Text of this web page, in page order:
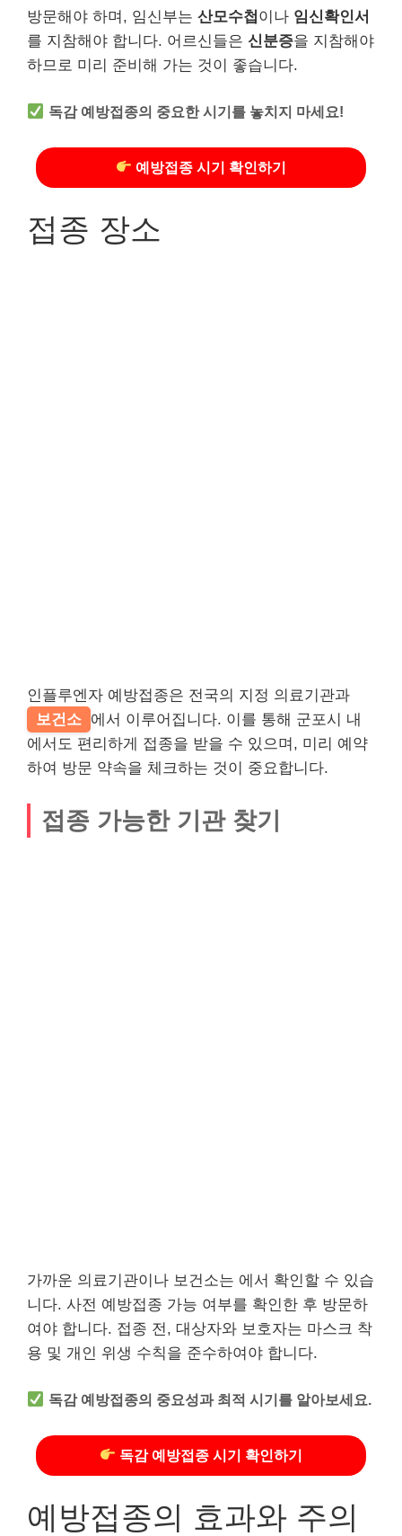
방문해야 하며, 임신부는 산모수첩 이나 임신확인서
를 지참해야 합니다. 어르신들은 신분증을 지참해야
하므로 미리 준비해 가는 것이 좋습니다.
독감 예방접종의 중요한 시기를 놓치지 마세요!
예방접종 시기 확인하기
접종 장소
인플루엔자 예방접종은 전국의 지정 의료기관과
보건소 에서 이루어집니다. 이를 통해 군포시 내
에서도 편리하게 접종을 받을 수 있으며, 미리 예약
하여 방문 약속을 체크하는 것이 중요합니다.
접종 가능한 기관 찾기
가까운 의료기관이나 보건소는 에서 확인할 수 있습
니다. 사전 예방접종 가능 여부를 확인한 후 방문하
여야 합니다. 접종 전, 대상자와 보호자는 마스크 착
용 및 개인 위생 수칙을 준수하여야 합니다.
독감 예방접종의 중요성과 최적 시기를 알아보세요.
독감 예방접종 시기 확인하기
예방접종의 효과와 주의